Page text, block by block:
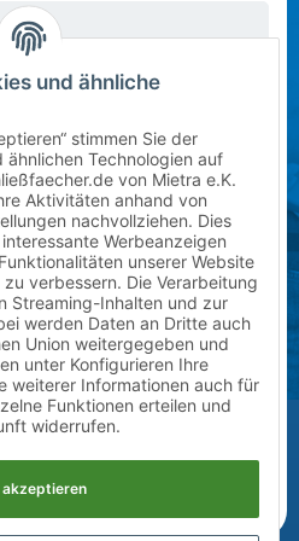
leider keine Schließfächer
Sie uns per E-Mail
(ab sofort)
Klassenstufe im
und ähnliche
stimmen Sie der
Technologien auf
von Mietra e.K.
Aktivitäten anhand von
nachvollziehen. Dies
Werbeanzeigen
unserer Website
verbessern. Die Verarbeitung
Streaming-Inhalten und zur
werden Daten an Dritte auch
Union weitergegeben und
unter Konfigurieren Ihre
weiterer Informationen auch für
Funktionen erteilen und
widerrufen.
akzeptieren